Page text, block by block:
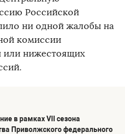
Российской
ни одной жалобы на
комиссии
или нижестоящих
в рамках VII сезона
Приволжского федерального